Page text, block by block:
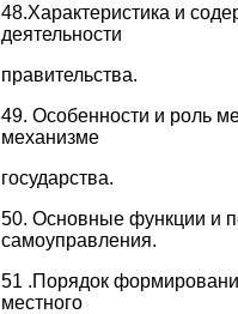
48.Характеристика и
деятельности
правительства.
49. Особенности и роль
механизме
государства.
50. Основные функции и
самоуправления.
51 .Порядок
местного